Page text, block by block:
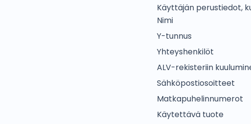
Käyttäjän perustiedot,
Nimi
Y-tunnus
Yhteyshenkilöt
ALV-rekisteriin
Sähköpostiosoitteet
Matkapuhelinnumerot
Käytettävä tuote